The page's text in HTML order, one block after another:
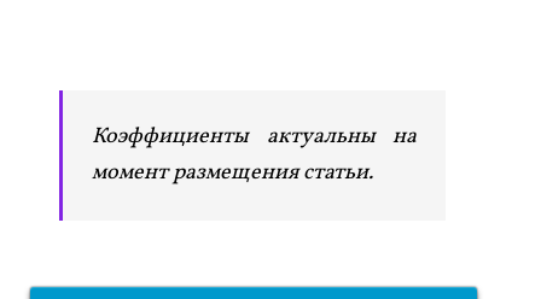
Коэффициенты актуальны на
момент размещения статьи.